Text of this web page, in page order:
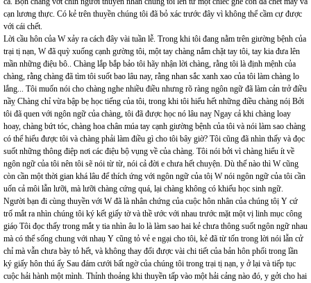
cạn lương thực. Có kẻ trên thuyền chúng tôi đã bỏ xác trước đây vì không thể cầm cự được
với cái chết.
Lời cầu hôn của W xảy ra cách đây vài tuần lễ. Trong khi tôi đang nằm trên giường bệnh của
trại tị nạn, W đã quỳ xuống cạnh gường tôi, một tay chàng nắm chặt tay tôi, tay kia đưa lên
mần những điệu bô.. Chàng lắp bắp bảo tôi hãy nhận lời chàng, rằng tôi là định mệnh của
chàng, rằng chàng đã tìm tôi suốt bao lâu nay, rằng nhan sắc xanh xao của tôi làm chàng lo
lắng... Tôi muốn nói cho chàng nghe nhiều điều nhưng rõ ràng ngôn ngữ đã làm cản trở điều
nầỵ Chàng chỉ vừa bập bẹ học tiếng của tôi, trong khi tôi hiểu hết những điều chàng nóị Bởi
tôi đã quen với ngôn ngữ của chàng, tôi đã được học nó lâu naỵ Ngay cả khi chàng loay
hoay, chàng bứt tóc, chàng hoa chân múa tay cạnh giường bệnh của tôi và nói làm sao chàng
có thể hiểu được tôi và chàng phải làm điều gì cho tôi bây giờ? Tôi cũng đã nhìn thấy và đọc
suốt những thông điệp nơi các điệu bộ vụng về của chàng. Tôi nói bởi vì chàng hiểu ít về
ngôn ngữ của tôi nên tôi sẽ nói từ từ, nói cả đời e chưa hết chuyện. Dù thế nào thì W cũng
còn cần một thời gian khá lâu để thích ứng với ngôn ngữ của tôị W nói ngôn ngữ của tôi cần
uốn cả môi lẫn lưỡi, mà lưỡi chàng cứng quá, lại chàng không có khiếu học sinh ngữ.
Người bạn đi cùng thuyền với W đã là nhân chứng của cuộc hôn nhân của chúng tôị Y cứ
trố mắt ra nhìn chúng tôi ký kết giấy tờ và thề ước với nhau trước mặt một vị linh mục công
giáọ Tôi đọc thấy trong mắt y tia nhìn âu lo là làm sao hai kẻ chưa thông suốt ngôn ngữ nhau
mà có thể sống chung với nhaụ Y cũng tỏ vẻ e ngại cho tôi, kẻ đã từ tốn trong lời nói lẫn cử
chỉ mà vẫn chưa bày tỏ hết, và không thay đổi được vài chi tiết của bản hôn phối trong lần
ký giấy hôn thú ấỵ Sau đám cưới bất ngờ của chúng tôi trong trại tị nạn, y ở lại và tiếp tục
cuộc hải hành một mình. Thỉnh thoảng khi thuyền tấp vào một hải cảng nào đó, y gởi cho hai